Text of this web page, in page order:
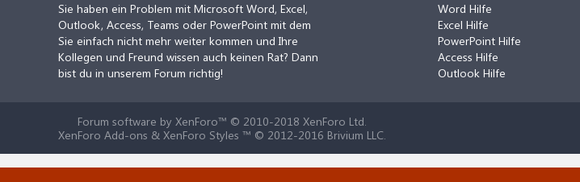
Sie haben ein Problem mit Microsoft Word, Excel,
Outlook, Access, Teams oder PowerPoint mit dem
Sie einfach nicht mehr weiter kommen und Ihre
Kollegen und Freund wissen auch keinen Rat? Dann
bist du in unserem Forum richtig!
Word Hilfe
Excel Hilfe
PowerPoint Hilfe
Access Hilfe
Outlook Hilfe
Forum software by XenForo™ © 2010-2018 XenForo Ltd.
XenForo Add-ons & XenForo Styles ™ © 2012-2016 Brivium LLC.